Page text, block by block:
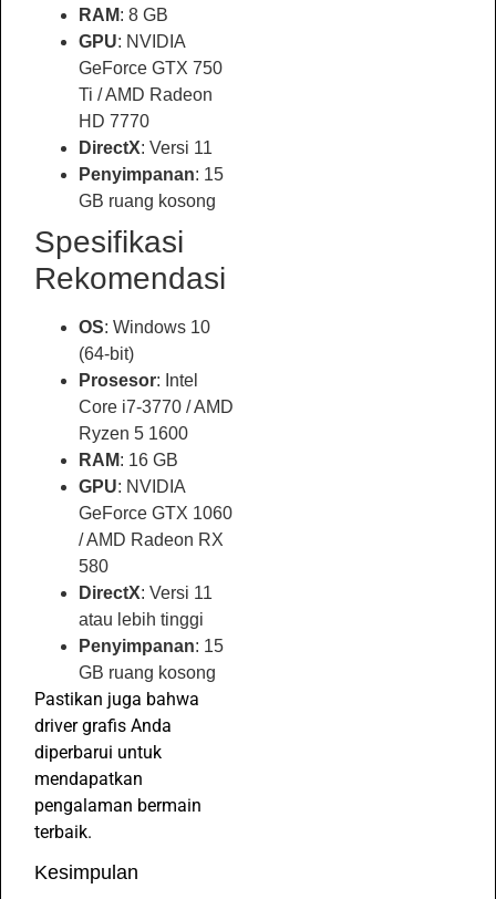
RAM: 8 GB
GPU: NVIDIA
GeForce GTX 750
Ti / AMD Radeon
HD 7770
DirectX: Versi 11
Penyimpanan: 15
GB ruang kosong
Spesifikasi
Rekomendasi
OS: Windows 10
(64-bit)
Prosesor: Intel
Core i7-3770 / AMD
Ryzen 5 1600
RAM: 16 GB
GPU: NVIDIA
GeForce GTX 1060
/ AMD Radeon RX
580
DirectX: Versi 11
atau lebih tinggi
Penyimpanan: 15
GB ruang kosong
Pastikan juga bahwa
driver grafis Anda
diperbarui untuk
mendapatkan
pengalaman bermain
terbaik.
Kesimpulan